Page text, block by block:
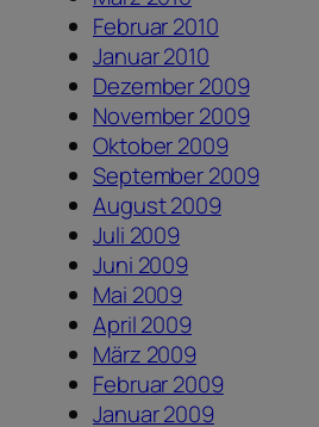
Februar 2010
Januar 2010
Dezember 2009
November 2009
Oktober 2009
September 2009
August 2009
Juli 2009
Juni 2009
Mai 2009
April 2009
März 2009
Februar 2009
Januar 2009